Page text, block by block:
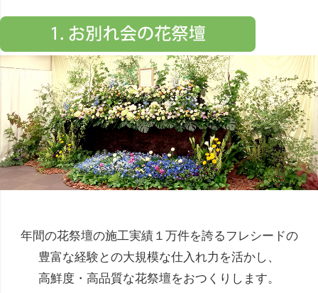
年間の花祭壇の施工実績１万件を誇るフレシードの
豊富な経験との大規模な仕入れ力を活かし、
高鮮度・高品質な花祭壇をおつくりします。